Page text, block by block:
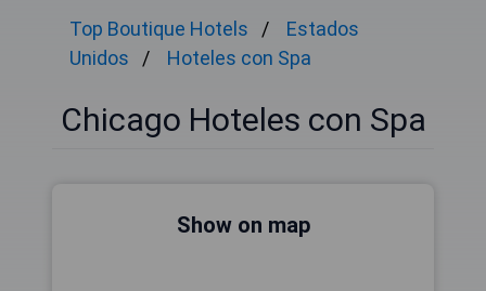
Top Boutique Hotels
Estados
Unidos
Hoteles con Spa
Chicago Hoteles con Spa
Show on map